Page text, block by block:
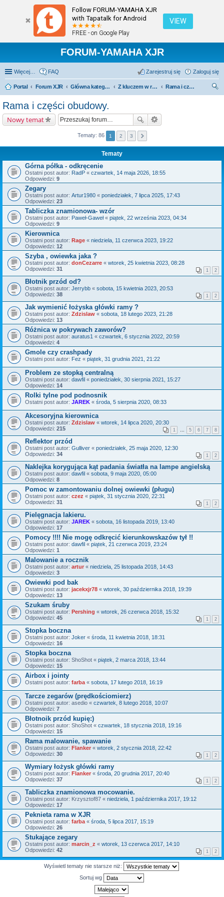
Follow FORUM-YAMAHA XJR
with Tapatalk for Android
FREE - on Google Play
VIEW
FORUM-YAMAHA XJR
Więcej… FAQ Zaloguj się
Zarejestruj się
Portal Forum XJR Główna kategoria forum Z kluczem w ręku.
Rama i części obudowy.
Rama i części obudowy.
Nowy temat
Tematy: 86 1 2 3
Tematy
Górna półka - odkręcenie
Ostatni post autor: RadP « czwartek, 14 maja 2026, 18:55
Odpowiedzi: 9
Zegary
Ostatni post autor: Artur1980 « poniedziałek, 7 lipca 2025, 17:43
Odpowiedzi: 23
Tabliczka znamionowa- wzór
Ostatni post autor: Paweł-Gaweł« piątek, 22 września 2023, 04:34
Odpowiedzi: 9
Kierownica
Ostatni post autor: Rage « niedziela, 11 czerwca 2023, 19:22
Odpowiedzi: 12
Szyba , owiewka jaka ?
Ostatni post autor: donCezarre « wtorek, 25 kwietnia 2023, 08:28
Odpowiedzi: 31 1 2
Błotnik przód od?
Ostatni post autor: Jerrybb « sobota, 15 kwietnia 2023, 20:53
Odpowiedzi: 38 1 2
Jak wymienić łożyska główki ramy ?
Ostatni post autor: Zdzislaw « sobota, 18 lutego 2023, 21:28
Odpowiedzi: 13
Różnica w pokrywach zaworów?
Ostatni post autor: auratus1 « czwartek, 6 stycznia 2022, 20:59
Odpowiedzi: 4
Gmole czy crashpady
Ostatni post autor: Fez « piątek, 31 grudnia 2021, 21:22
Problem ze stopką centralną
Ostatni post autor: dawfil « poniedziałek, 30 sierpnia 2021, 15:27
Odpowiedzi: 14
Rolki tylne pod podnosnik
Ostatni post autor: JAREK « środa, 5 sierpnia 2020, 08:33
Akcesoryjna kierownica
Ostatni post autor: Zdzislaw « wtorek, 14 lipca 2020, 20:30
Odpowiedzi: 215 1 … 5 6 7 8
Reflektor przód
Ostatni post autor: Gulliver « poniedziałek, 25 maja 2020, 12:30
Odpowiedzi: 34 1 2
Naklejka korygująca kąt padania światła na lampe angielską
Ostatni post autor: dawfil « sobota, 9 maja 2020, 05:00
Odpowiedzi: 8
Pomoc w zamontowaniu dolnej owiewki (pługu)
Ostatni post autor: czez « piątek, 31 stycznia 2020, 22:31
Odpowiedzi: 31 1 2
Pielęgnacja lakieru.
Ostatni post autor: JAREK « sobota, 16 listopada 2019, 13:40
Odpowiedzi: 17
Pomocy !!!! Nie mogę odkręcić kierunkowskazów tył !!
Ostatni post autor: dawfil « piątek, 21 czerwca 2019, 23:24
Odpowiedzi: 1
Malowanie a rocznik
Ostatni post autor: artur « niedziela, 25 listopada 2018, 14:43
Odpowiedzi: 3
Owiewki pod bak
Ostatni post autor: jacekxjr78 « wtorek, 30 października 2018, 19:39
Odpowiedzi: 13
Szukam śruby
Ostatni post autor: Pershing « wtorek, 26 czerwca 2018, 15:32
Odpowiedzi: 45 1 2
Stopka boczna
Ostatni post autor: Joker « środa, 11 kwietnia 2018, 18:31
Odpowiedzi: 16
Stopka boczna
Ostatni post autor: ShoShot « piątek, 2 marca 2018, 13:44
Odpowiedzi: 15
Airbox i jointy
Ostatni post autor: farba « sobota, 17 lutego 2018, 16:19
Tarcze zegarów (prędkościomierz)
Ostatni post autor: asedio « czwartek, 8 lutego 2018, 10:07
Odpowiedzi: 7
Błotnoik przód kupię:)
Ostatni post autor: ShoShot « czwartek, 18 stycznia 2018, 19:16
Odpowiedzi: 15
Rama malowanie, spawanie
Ostatni post autor: Flanker « wtorek, 2 stycznia 2018, 22:42
Odpowiedzi: 30 1 2
Wymiary łożysk główki ramy
Ostatni post autor: Flanker « środa, 20 grudnia 2017, 20:40
Odpowiedzi: 37 1 2
Tabliczka znamionowa mocowanie.
Ostatni post autor: Krzysztof87 « niedziela, 1 października 2017, 19:12
Odpowiedzi: 17
Peknieta rama w XJR
Ostatni post autor: farba « środa, 5 lipca 2017, 15:19
Odpowiedzi: 26
Stukające zegary
Ostatni post autor: marcin_z « wtorek, 13 czerwca 2017, 14:10
Odpowiedzi: 42 1 2
Wyświetl tematy nie starsze niż:
Sortuj wg